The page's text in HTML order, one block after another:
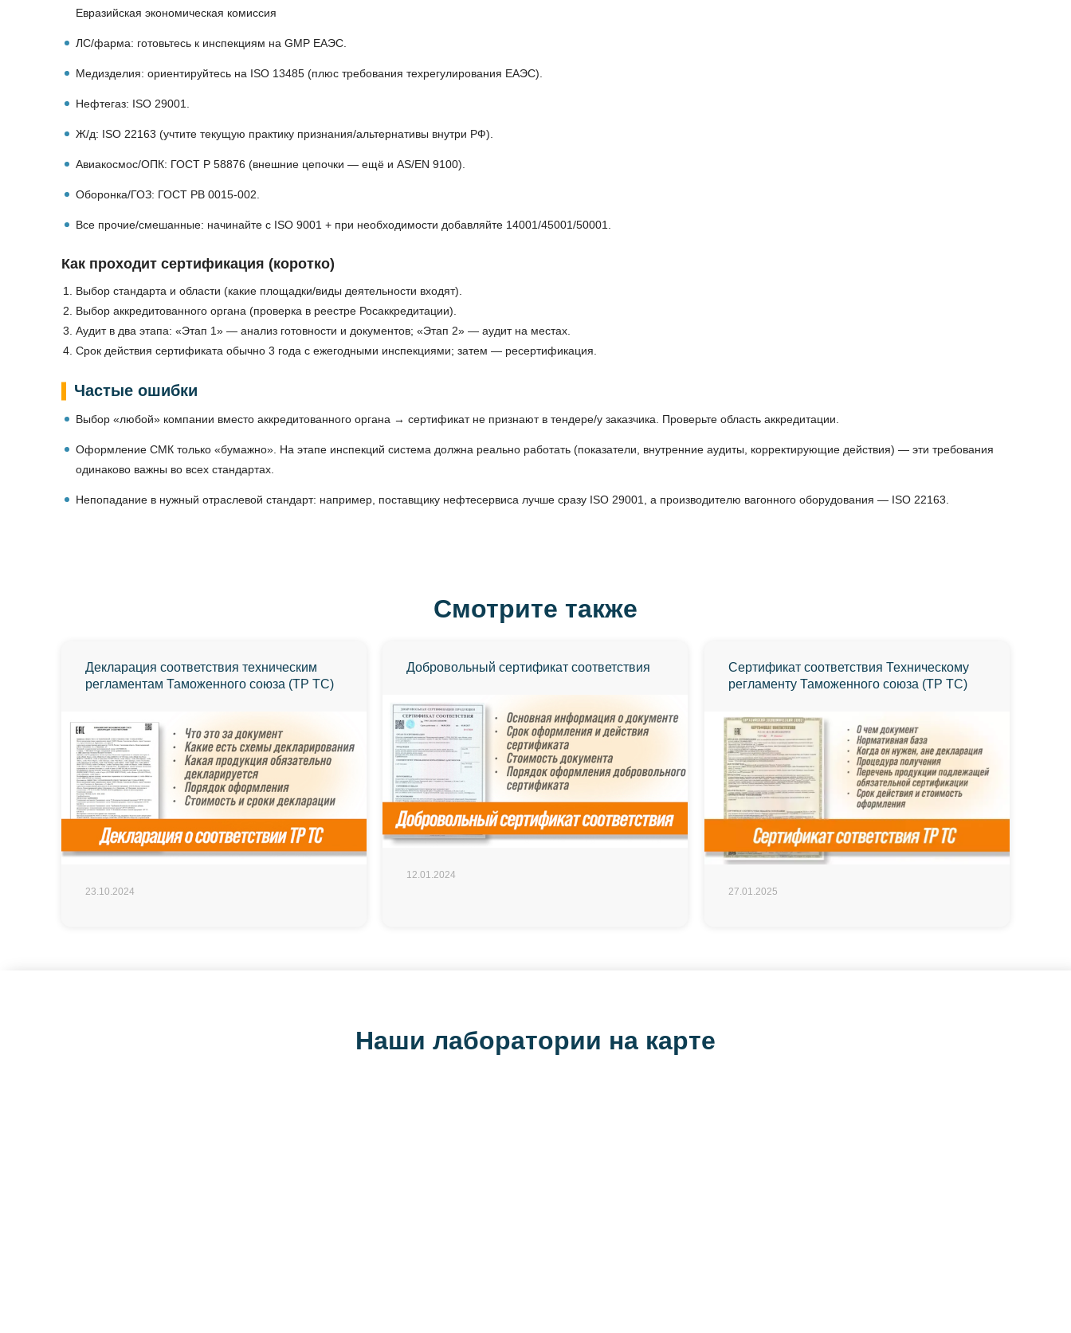
Евразийская экономическая комиссия
ЛС/фарма: готовьтесь к инспекциям на GMP ЕАЭС.
Медизделия: ориентируйтесь на ISO 13485 (плюс требования техрегулирования ЕАЭС).
Нефтегаз: ISO 29001.
Ж/д: ISO 22163 (учтите текущую практику признания/альтернативы внутри РФ).
Авиакосмос/ОПК: ГОСТ Р 58876 (внешние цепочки — ещё и AS/EN 9100).
Оборонка/ГОЗ: ГОСТ РВ 0015-002.
Все прочие/смешанные: начинайте с ISO 9001 + при необходимости добавляйте 14001/45001/50001.
Как проходит сертификация (коротко)
Выбор стандарта и области (какие площадки/виды деятельности входят).
Выбор аккредитованного органа (проверка в реестре Росаккредитации).
Аудит в два этапа: «Этап 1» — анализ готовности и документов; «Этап 2» — аудит на местах.
Срок действия сертификата обычно 3 года с ежегодными инспекциями; затем — ресертификация.
Частые ошибки
Выбор «любой» компании вместо аккредитованного органа → сертификат не признают в тендере/у заказчика. Проверьте область аккредитации.
Оформление СМК только «бумажно». На этапе инспекций система должна реально работать (показатели, внутренние аудиты, корректирующие действия) — эти требования
одинаково важны во всех стандартах.
Непопадание в нужный отраслевой стандарт: например, поставщику нефтесервиса лучше сразу ISO 29001, а производителю вагонного оборудования — ISO 22163.
Смотрите также
Декларация соответствия техническим
регламентам Таможенного союза (ТР ТС)
23.10.2024
Добровольный сертификат соответствия
12.01.2024
Сертификат соответствия Техническому
регламенту Таможенного союза (ТР ТС)
27.01.2025
Наши лаборатории на карте